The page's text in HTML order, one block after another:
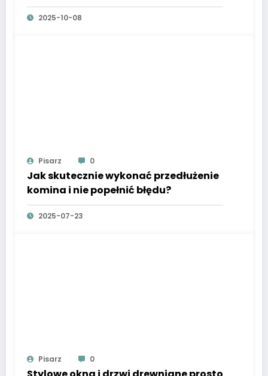
2025-10-08
Pisarz 0
Jak skutecznie wykonać przedłużenie
komina i nie popełnić błędu?
2025-07-23
Pisarz 0